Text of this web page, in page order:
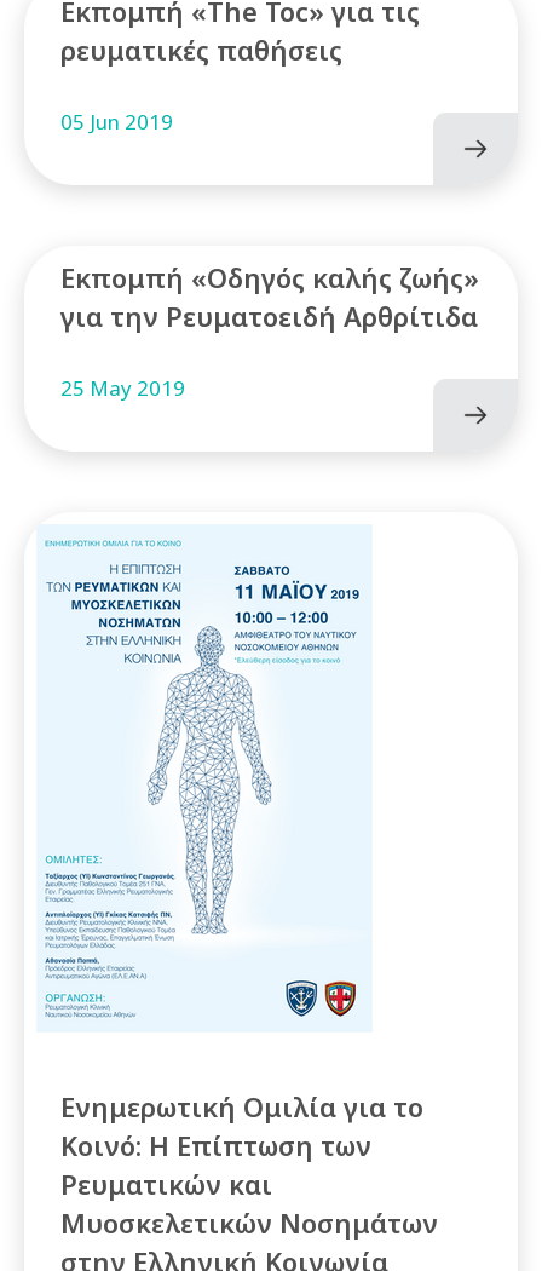
Εκπομπή «The Toc» για τις
ρευματικές παθήσεις
05 Jun 2019
Εκπομπή «Οδηγός καλής ζωής»
για την Ρευματοειδή Αρθρίτιδα
25 May 2019
Ενημερωτική Ομιλία για το
Κοινό: Η Επίπτωση των
Ρευματικών και
Μυοσκελετικών Νοσημάτων
στην Ελληνική Κοινωνία